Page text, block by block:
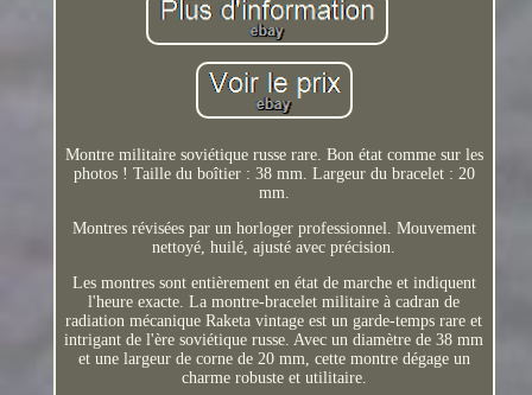
Montre militaire soviétique russe rare. Bon état comme sur les
photos ! Taille du boîtier : 38 mm. Largeur du bracelet : 20
mm.
Montres révisées par un horloger professionnel. Mouvement
nettoyé, huilé, ajusté avec précision.
Les montres sont entièrement en état de marche et indiquent
l'heure exacte. La montre-bracelet militaire à cadran de
radiation mécanique Raketa vintage est un garde-temps rare et
intrigant de l'ère soviétique russe. Avec un diamètre de 38 mm
et une largeur de corne de 20 mm, cette montre dégage un
charme robuste et utilitaire.